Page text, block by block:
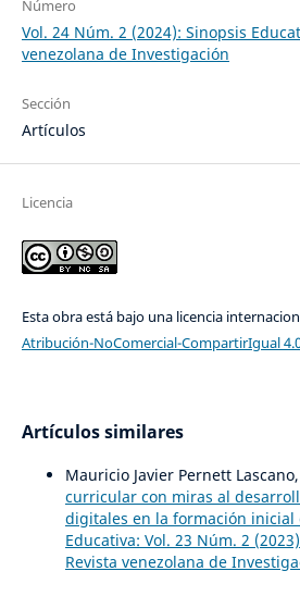
Número
Vol. 24 Núm. 2 (2024): Sinopsis
venezolana de Investigación
Sección
Artículos
Licencia
Esta obra está bajo una licencia
Atribución-NoComercial-CompartirIgual
Artículos similares
Mauricio Javier Pernett Lascano,
curricular con miras al
digitales en la formación inicial
Educativa: Vol. 23 Núm. 2
Revista venezolana de